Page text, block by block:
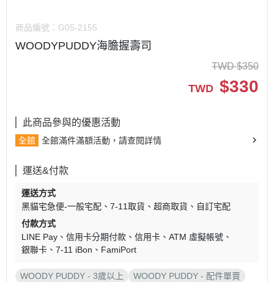
商品編號： G05-2155
WOODYPUDDY海膽握壽司
TWD $350
TWD $330
此商品參與的優惠活動
全館 全館滿件滿額活動，請查閱詳情
運送&付款
運送方式
黑貓宅急便-一般宅配
7-11取貨 超商取貨
自訂宅配
付款方式
LINE Pay
信用卡分期付款 信用卡
ATM 虛擬帳號
銀聯卡
7-11 iBon FamiPort
WOODY PUDDY - 3歲以上 WOODY PUDDY - 配件單賣